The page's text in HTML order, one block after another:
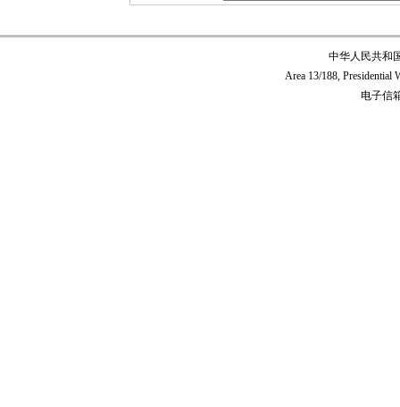
中华人民共和
Area 13/188, Presidential
电子信